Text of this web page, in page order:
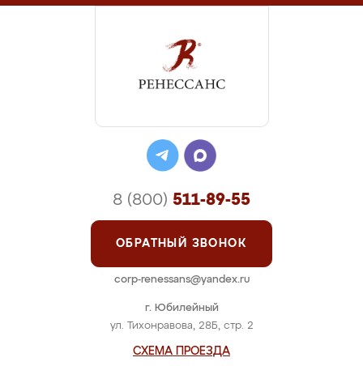
г. Юбилейный
ул. Тихонравова, 28Б, стр. 2
СХЕМА ПРОЕЗДА
8 (800) 511-89-55
ОБРАТНЫЙ ЗВОНОК
corp-renessans@yandex.ru